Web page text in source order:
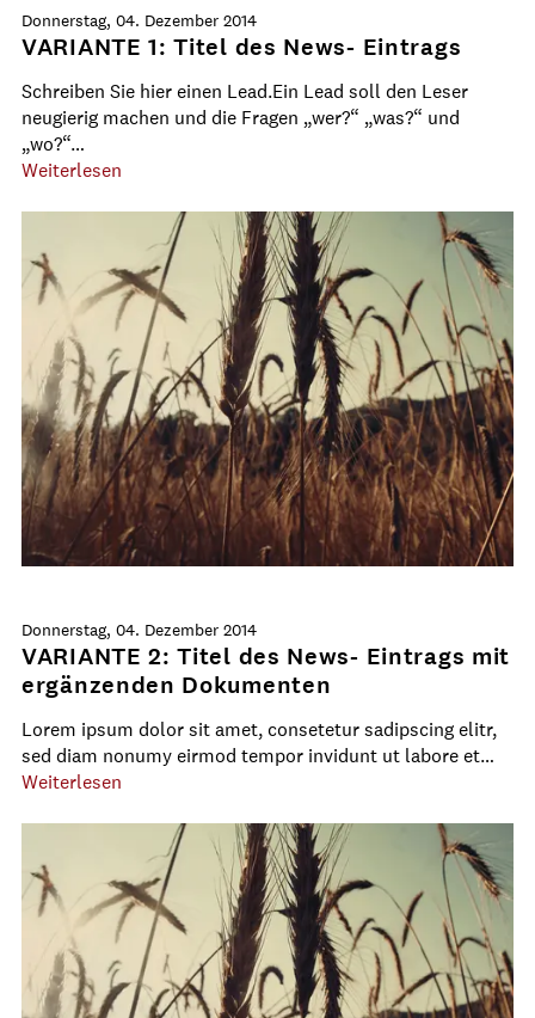
Donnerstag, 04. Dezember 2014
VARIANTE 1: Titel des News- Eintrags
Schreiben Sie hier einen Lead.Ein Lead soll den Leser
neugierig machen und die Fragen „wer?“ „was?“ und
„wo?“…
Weiterlesen
Donnerstag, 04. Dezember 2014
VARIANTE 2: Titel des News- Eintrags mit
ergänzenden Dokumenten
Lorem ipsum dolor sit amet, consetetur sadipscing elitr,
sed diam nonumy eirmod tempor invidunt ut labore et…
Weiterlesen